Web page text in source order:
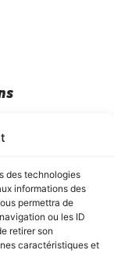
des technologies
informations des
permettra de
ou les ID
retirer son
caractéristiques et